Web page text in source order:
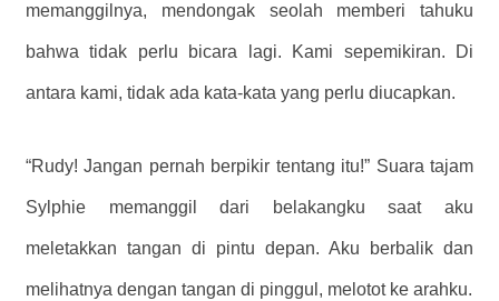
memanggilnya, mendongak seolah memberi tahuku
bahwa tidak perlu bicara lagi. Kami sepemikiran. Di
antara kami, tidak ada kata-kata yang perlu diucapkan.
“Rudy! Jangan pernah berpikir tentang itu!” Suara tajam
Sylphie memanggil dari belakangku saat aku
meletakkan tangan di pintu depan. Aku berbalik dan
melihatnya dengan tangan di pinggul, melotot ke arahku.